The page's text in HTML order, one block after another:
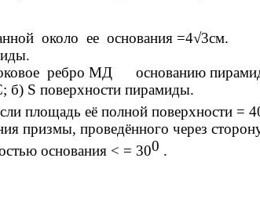
около ее основания =4√3см.
ребро МД основанию
S поверхности пирамиды.
площадь её полной поверхности =
призмы, проведённого через
основания < = 300 .